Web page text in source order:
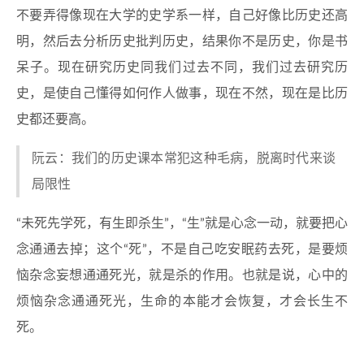
不要弄得像现在大学的史学系一样，自己好像比历史还高
明，然后去分析历史批判历史，结果你不是历史，你是书
呆子。现在研究历史同我们过去不同，我们过去研究历
史，是使自己懂得如何作人做事，现在不然，现在是比历
史都还要高。
阮云：我们的历史课本常犯这种毛病，脱离时代来谈
局限性
“未死先学死，有生即杀生”，“生”就是心念一动，就要把心
念通通去掉；这个“死”，不是自己吃安眠药去死，是要烦
恼杂念妄想通通死光，就是杀的作用。也就是说，心中的
烦恼杂念通通死光，生命的本能才会恢复，才会长生不
死。